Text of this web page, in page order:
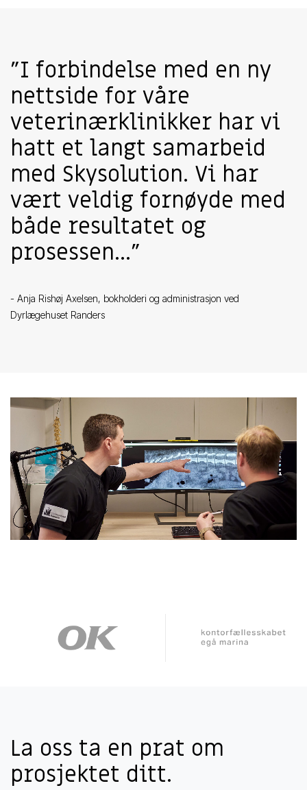
"I forbindelse med en ny
nettside for våre
veterinærklinikker har vi
hatt et langt samarbeid
med Skysolution. Vi har
vært veldig fornøyde med
både resultatet og
prosessen..."
- Anja Rishøj Axelsen, bokholderi og administrasjon ved
Dyrlægehuset Randers
La oss ta en prat om
prosjektet ditt.